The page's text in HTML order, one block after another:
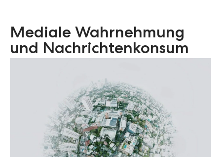
Mediale Wahrnehmung
und Nachrichtenkonsum